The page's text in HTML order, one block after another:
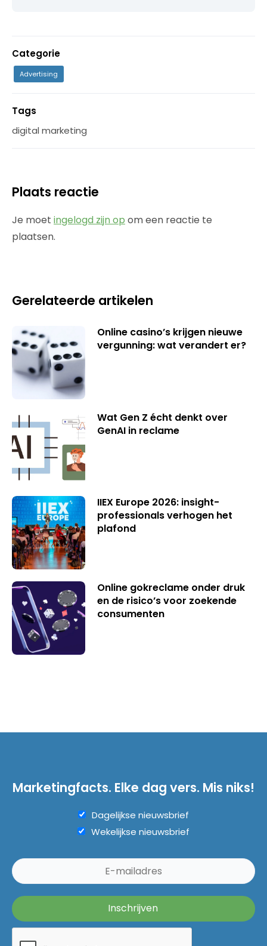
Categorie
Advertising
Tags
digital marketing
Plaats reactie
Je moet ingelogd zijn op om een reactie te
plaatsen.
Gerelateerde artikelen
Online casino’s krijgen nieuwe
vergunning: wat verandert er?
Wat Gen Z écht denkt over
GenAI in reclame
IIEX Europe 2026: insight-
professionals verhogen het
plafond
Online gokreclame onder druk
en de risico’s voor zoekende
consumenten
Marketingfacts. Elke dag vers. Mis niks!
Dagelijkse nieuwsbrief
Wekelijkse nieuwsbrief